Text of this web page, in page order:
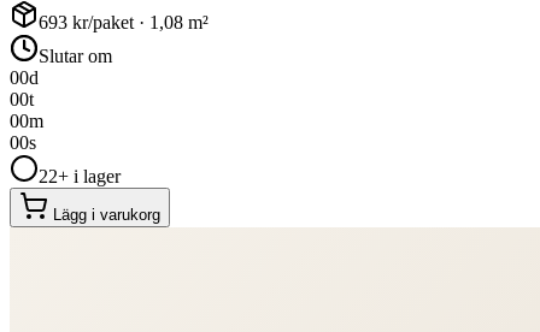
693 kr/paket · 1,08 m²
Slutar om
00d
00t
00m
00s
22+ i lager
Lägg i varukorg